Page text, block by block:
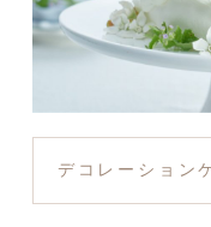
デコレーション